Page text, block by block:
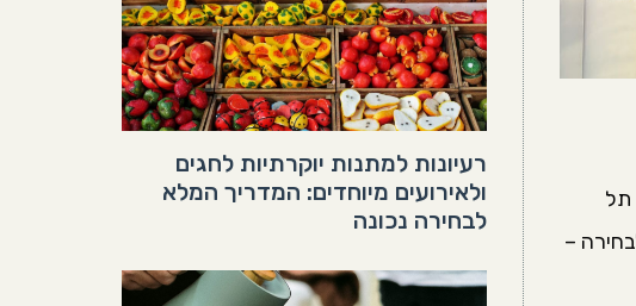
תל
לבחירה –
רעיונות למתנות יוקרתיות לחגים
ולאירועים מיוחדים: המדריך המלא
לבחירה נכונה